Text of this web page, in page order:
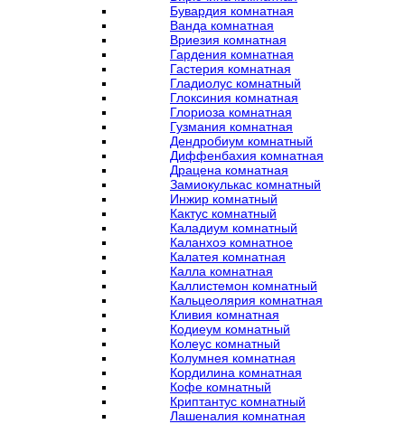
Бувардия комнатная
Ванда комнатная
Вриезия комнатная
Гардения комнатная
Гастерия комнатная
Гладиолус комнатный
Глоксиния комнатная
Глориоза комнатная
Гузмания комнатная
Дендробиум комнатный
Диффенбахия комнатная
Драцена комнатная
Замиокулькас комнатный
Инжир комнатный
Кактус комнатный
Каладиум комнатный
Каланхоэ комнатное
Калатея комнатная
Калла комнатная
Каллистемон комнатный
Кальцеолярия комнатная
Кливия комнатная
Кодиеум комнатный
Колеус комнатный
Колумнея комнатная
Кордилина комнатная
Кофе комнатный
Криптантус комнатный
Лашеналия комнатная